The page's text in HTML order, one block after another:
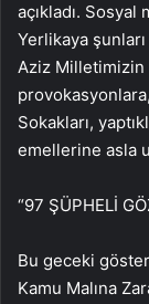
açıkladı. Sosyal
Yerlikaya
Aziz
Sokakları,
emellerine asla
“97 ŞÜPHELİ
Bu geceki
Kamu Malına